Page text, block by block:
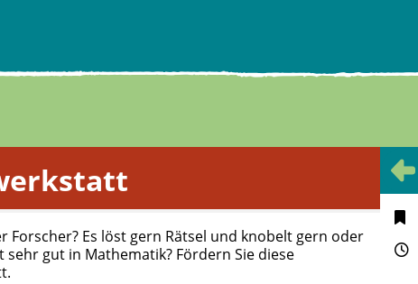
Es löst gern Rätsel und knobelt gern oder
gut in Mathematik? Fördern Sie diese